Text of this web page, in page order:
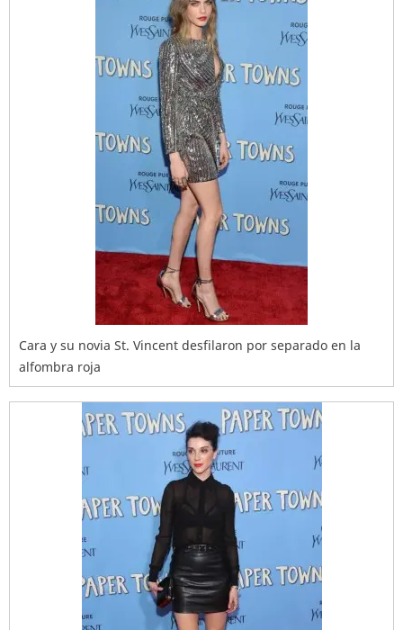
Cara y su novia St. Vincent desfilaron por separado en la
alfombra roja